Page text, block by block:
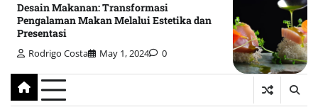
Desain Makanan: Transformasi
Pengalaman Makan Melalui Estetika dan
Presentasi
Rodrigo Costa May 1, 2024 0